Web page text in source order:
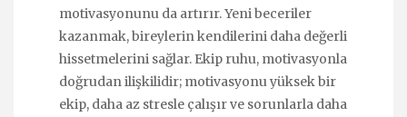
motivasyonunu da artırır. Yeni beceriler
kazanmak, bireylerin kendilerini daha değerli
hissetmelerini sağlar. Ekip ruhu, motivasyonla
doğrudan ilişkilidir; motivasyonu yüksek bir
ekip, daha az stresle çalışır ve sorunlarla daha